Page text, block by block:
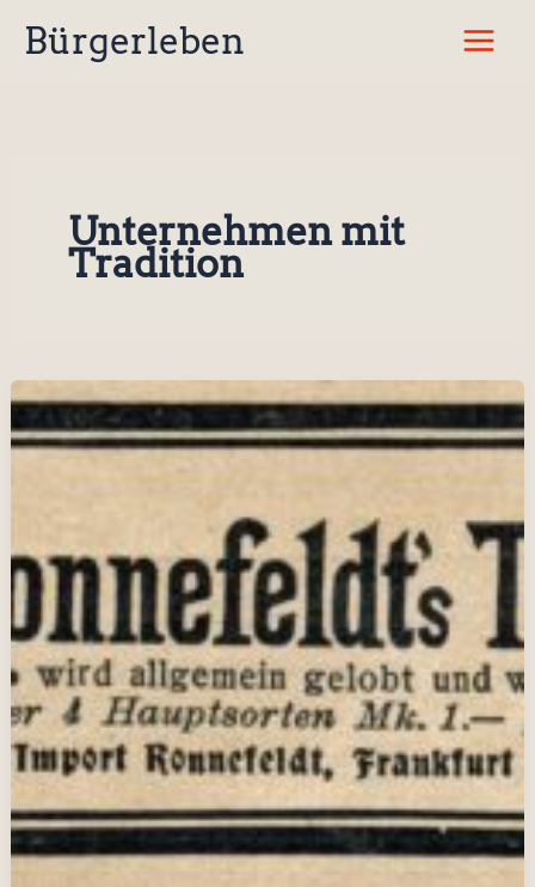
InhaltBürgerleben
Unternehmen mit
Tradition